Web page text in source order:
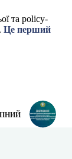
та policy-
Це перший